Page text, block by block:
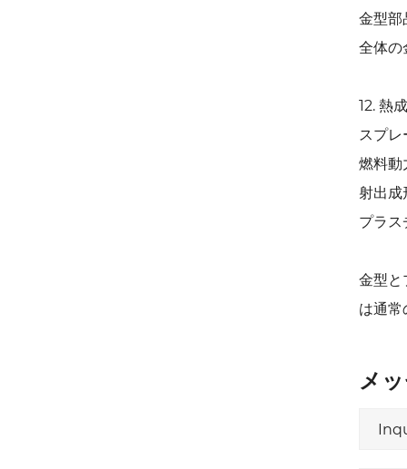
金型部
全体の
12. 熱
スプ
燃料動
射出
プラス
金型と
は通
メ